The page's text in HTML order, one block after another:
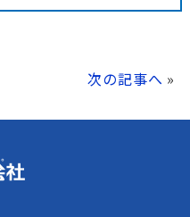
次の記事へ »